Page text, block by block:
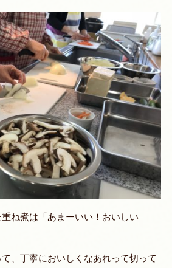
ね煮は「あまーいい！おいしい
、丁寧においしくなあれって切って